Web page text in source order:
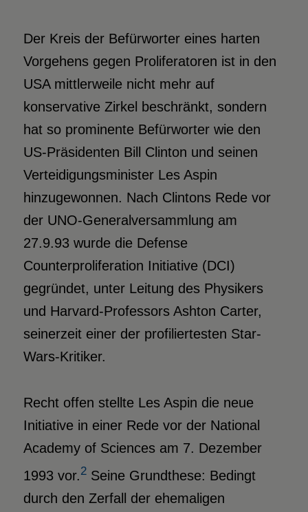
Der Kreis der Befürworter eines harten
Vorgehens gegen Proliferatoren ist in den
USA mittlerweile nicht mehr auf
konservative Zirkel beschränkt, sondern
hat so prominente Befürworter wie den
US-Präsidenten Bill Clinton und seinen
Verteidigungsminister Les Aspin
hinzugewonnen. Nach Clintons Rede vor
der UNO-Generalversammlung am
27.9.93 wurde die Defense
Counterproliferation Initiative (DCI)
gegründet, unter Leitung des Physikers
und Harvard-Professors Ashton Carter,
seinerzeit einer der profiliertesten Star-
Wars-Kritiker.
Recht offen stellte Les Aspin die neue
Initiative in einer Rede vor der National
Academy of Sciences am 7. Dezember
1993 vor.2Seine Grundthese: Bedingt
durch den Zerfall der ehemaligen